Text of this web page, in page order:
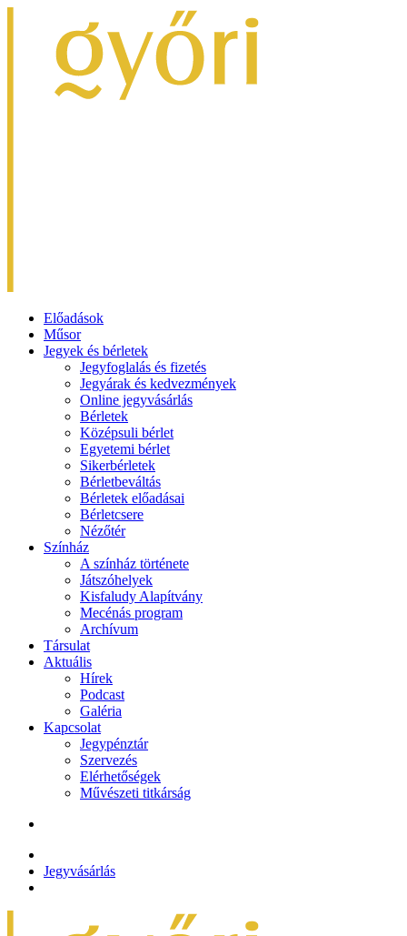
Előadások
Műsor
Jegyek és bérletek
Jegyfoglalás és fizetés
Jegyárak és kedvezmények
Online jegyvásárlás
Bérletek
Középsuli bérlet
Egyetemi bérlet
Sikerbérletek
Bérletbeváltás
Bérletek előadásai
Bérletcsere
Nézőtér
Színház
A színház története
Játszóhelyek
Kisfaludy Alapítvány
Mecénás program
Archívum
Társulat
Aktuális
Hírek
Podcast
Galéria
Kapcsolat
Jegypénztár
Szervezés
Elérhetőségek
Művészeti titkárság
Jegyvásárlás